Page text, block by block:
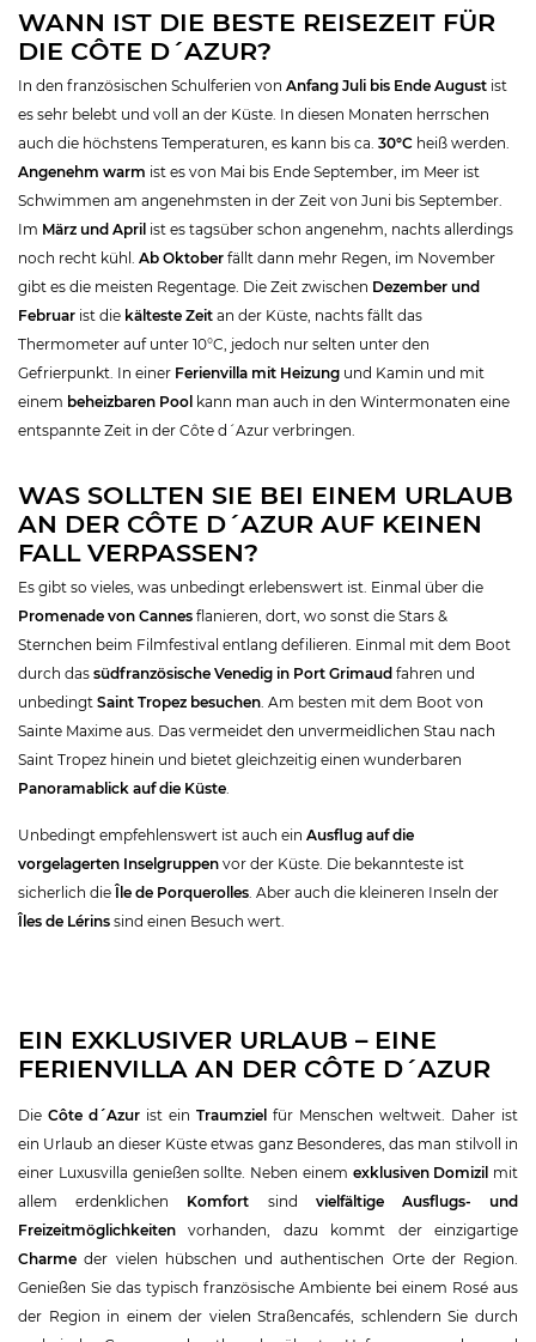
WANN IST DIE BESTE REISEZEIT FÜR
DIE CÔTE D´AZUR?
In den französischen Schulferien von Anfang Juli bis Ende August ist
es sehr belebt und voll an der Küste. In diesen Monaten herrschen
auch die höchstens Temperaturen, es kann bis ca. 30°C heiß werden.
Angenehm warm ist es von Mai bis Ende September, im Meer ist
Schwimmen am angenehmsten in der Zeit von Juni bis September.
Im März und April ist es tagsüber schon angenehm, nachts allerdings
noch recht kühl. Ab Oktober fällt dann mehr Regen, im November
gibt es die meisten Regentage. Die Zeit zwischen Dezember und
Februar ist die kälteste Zeit an der Küste, nachts fällt das
Thermometer auf unter 10°C, jedoch nur selten unter den
Gefrierpunkt. In einer Ferienvilla mit Heizung und Kamin und mit
einem beheizbaren Pool kann man auch in den Wintermonaten eine
entspannte Zeit in der Côte d´Azur verbringen.
WAS SOLLTEN SIE BEI EINEM URLAUB
AN DER CÔTE D´AZUR AUF KEINEN
FALL VERPASSEN?
Es gibt so vieles, was unbedingt erlebenswert ist. Einmal über die
Promenade von Cannes flanieren, dort, wo sonst die Stars &
Sternchen beim Filmfestival entlang defilieren. Einmal mit dem Boot
durch das südfranzösische Venedig in Port Grimaud fahren und
unbedingt Saint Tropez besuchen. Am besten mit dem Boot von
Sainte Maxime aus. Das vermeidet den unvermeidlichen Stau nach
Saint Tropez hinein und bietet gleichzeitig einen wunderbaren
Panoramablick auf die Küste.
Unbedingt empfehlenswert ist auch ein Ausflug auf die
vorgelagerten Inselgruppen vor der Küste. Die bekannteste ist
sicherlich die Île de Porquerolles. Aber auch die kleineren Inseln der
Îles de Lérins sind einen Besuch wert.
EIN EXKLUSIVER URLAUB – EINE
FERIENVILLA AN DER CÔTE D´AZUR
Die Côte d´Azur ist ein Traumziel für Menschen weltweit. Daher ist
ein Urlaub an dieser Küste etwas ganz Besonderes, das man stilvoll in
einer Luxusvilla genießen sollte. Neben einem exklusiven Domizil mit
allem erdenklichen Komfort sind vielfältige Ausflugs- und
Freizeitmöglichkeiten vorhanden, dazu kommt der einzigartige
Charmeder vielen hübschen und authentischen Orte der Region.
Genießen Sie das typisch französische Ambiente bei einem Rosé aus
der Region in einem der vielen Straßencafés, schlendern Sie durch